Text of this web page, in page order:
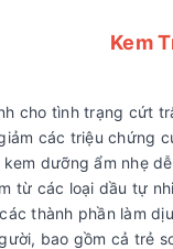
Kem
cho tình trạng cứt
các triệu chứng
kem dưỡng ẩm nhẹ
từ các loại dầu tự
thành phần làm
bao gồm cả trẻ